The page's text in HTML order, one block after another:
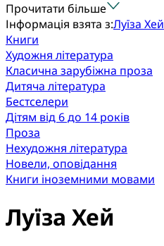
Прочитати більше
Інформація взята з:Луїза Хей
Книги
Художня література
Класична зарубіжна проза
Дитяча література
Бестселери
Дітям від 6 до 14 років
Проза
Нехудожня література
Новели, оповідання
Книги іноземними мовами
Луїза Хей